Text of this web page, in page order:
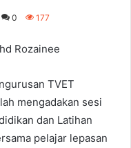
0 177
Rozainee
TVET
mengadakan sesi
dan Latihan
pelajar lepasan